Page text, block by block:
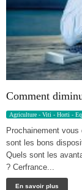
Comment
Agriculture - Viti - Horti -
Prochainement
sont les bons
Quels sont les
? Cerfrance...
En savoir plus